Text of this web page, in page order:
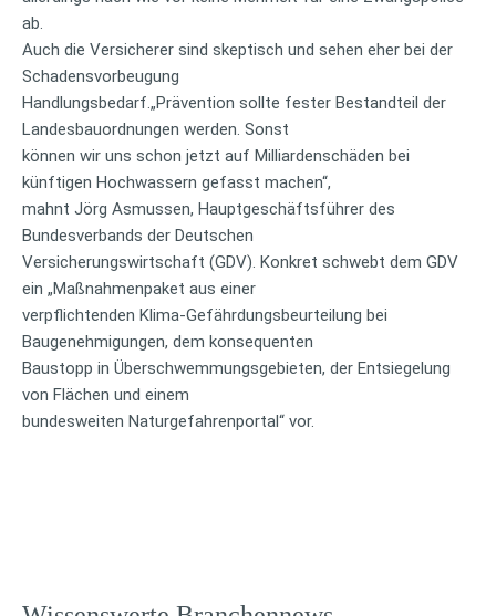
ab.
Auch die Versicherer sind skeptisch und sehen eher bei der
Schadensvorbeugung
Handlungsbedarf.„Prävention sollte fester Bestandteil der
Landesbauordnungen werden. Sonst
können wir uns schon jetzt auf Milliardenschäden bei
künftigen Hochwassern gefasst machen“,
mahnt Jörg Asmussen, Hauptgeschäftsführer des
Bundesverbands der Deutschen
Versicherungswirtschaft (GDV). Konkret schwebt dem GDV
ein „Maßnahmenpaket aus einer
verpflichtenden Klima-Gefährdungsbeurteilung bei
Baugenehmigungen, dem konsequenten
Baustopp in Überschwemmungsgebieten, der Entsiegelung
von Flächen und einem
bundesweiten Naturgefahrenportal“ vor.